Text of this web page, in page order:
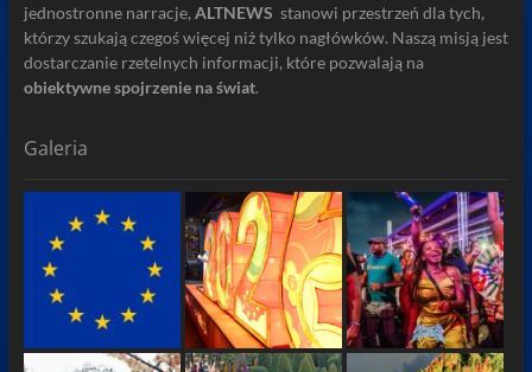
jednostronne narracje, ALTNEWS stanowi przestrzeń dla tych,
którzy szukają czegoś więcej niż tylko nagłówków. Naszą misją jest
dostarczanie rzetelnych informacji, które pozwalają na
obiektywne spojrzenie na świat.
Galeria